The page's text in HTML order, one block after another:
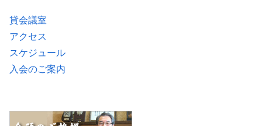
貸会議室
アクセス
スケジュール
入会のご案内